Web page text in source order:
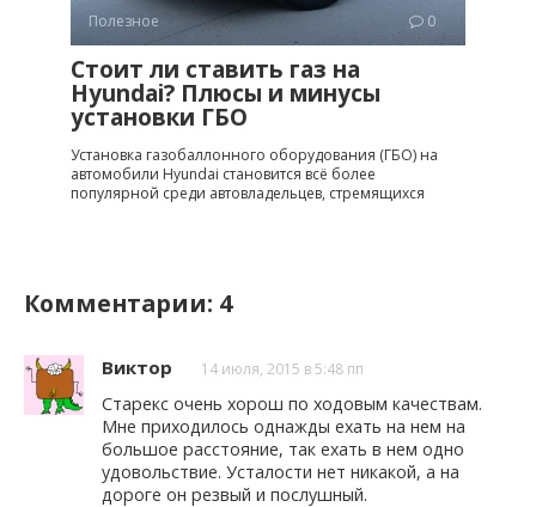
Полезное 0
Стоит ли ставить газ на
Hyundai? Плюсы и минусы
установки ГБО
Установка газобаллонного оборудования (ГБО) на
автомобили Hyundai становится всё более
популярной среди автовладельцев, стремящихся
Комментарии: 4
Виктор 14 июля, 2015 в 5:48 пп
Старекс очень хорош по ходовым качествам.
Мне приходилось однажды ехать на нем на
большое расстояние, так ехать в нем одно
удовольствие. Усталости нет никакой, а на
дороге он резвый и послушный.